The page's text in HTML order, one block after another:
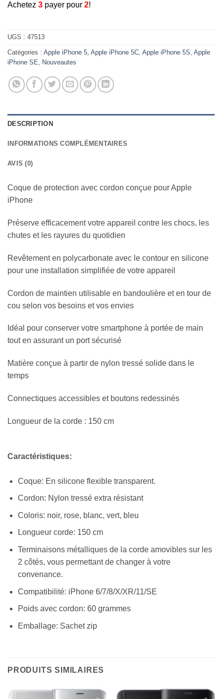
Achetez 3 payer pour 2!
UGS : 47513
Catégories : Apple iPhone 5, Apple iPhone 5C, Apple iPhone 5S, Apple
iPhone SE, Nouveautes
DESCRIPTION
INFORMATIONS COMPLÉMENTAIRES
AVIS (0)
Coque de protection avec cordon conçue pour Apple
iPhone
Préserve efficacement votre appareil contre les chocs, les
chutes et les rayures du quotidien
Revêtement en polycarbonate avec le contour en silicone
pour une installation simplifiée de votre appareil
Cordon de maintien utilisable en bandoulière et en tour de
cou selon vos besoins et vos envies
Idéal pour conserver votre smartphone à portée de main
tout en assurant un port sécurisé
Matière conçue à partir de nylon tressé solide dans le
temps
Connectiques accessibles et boutons redessinés
Longueur de la corde : 150 cm
Caractéristiques:
Coque: En silicone flexible transparent.
Cordon: Nylon tressé extra résistant
Coloris: noir, rose, blanc, vert, bleu
Longueur corde: 150 cm
Terminaisons métalliques de la corde amovibles sur les
2 côtés, vous permettant de changer à votre
convenance.
Compatibilité: iPhone 6/7/8/X/XR/11/SE
Poids avec cordon: 60 grammes
Emballage: Sachet zip
PRODUITS SIMILAIRES